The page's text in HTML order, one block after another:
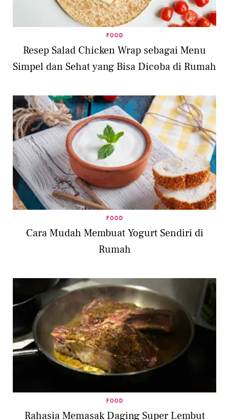
FOOD
Resep Salad Chicken Wrap sebagai Menu
Simpel dan Sehat yang Bisa Dicoba di Rumah
FOOD
Cara Mudah Membuat Yogurt Sendiri di
Rumah
FOOD
Rahasia Memasak Daging Super Lembut